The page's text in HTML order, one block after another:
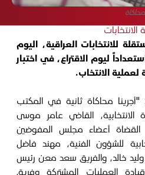
للانتخابات العراقية، اليوم
ليوم الاقتراع، في اختبار
لعملية الانتخاب.
محاكاة ثانية في المكتب
الانتخابية، القاضي عامر موسى
أعضاء مجلس المفوضين
للشؤون الفنية، مهند فاضل
وليد خالد، والفريق سعد معن رئيس
العمليات المشتركة وفريق